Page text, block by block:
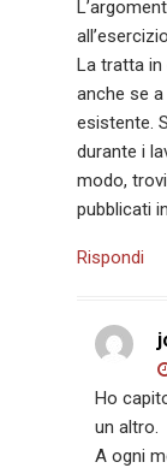
La tratta in
anche se
esistente.
durante i
modo,
pubblicati
Rispondi
Ho
un altro.
A ogni